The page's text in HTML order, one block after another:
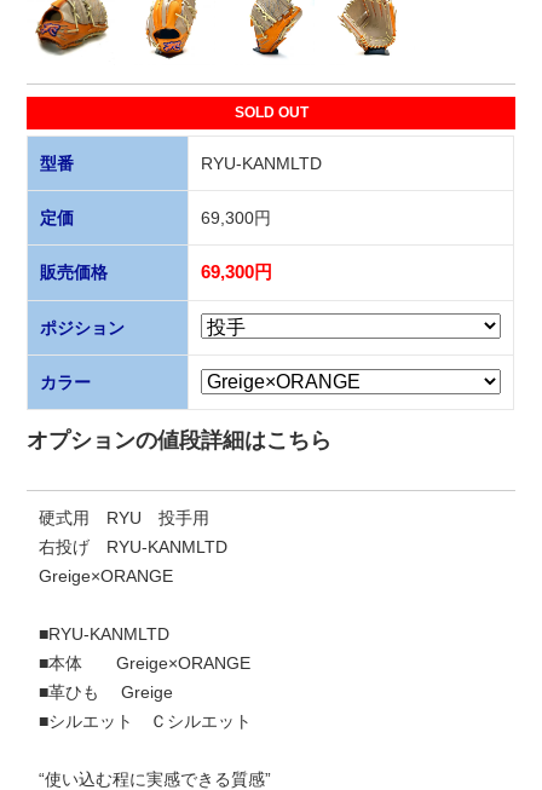
SOLD OUT
型番 RYU-KANMLTD
定価 69,300円
販売価格 69,300円
ポジション
カラー
オプションの値段詳細はこちら
硬式用 RYU 投手用
右投げ RYU-KANMLTD
Greige×ORANGE
■RYU-KANMLTD
■本体 Greige×ORANGE
■革ひも Greige
■シルエット Ｃシルエット
“使い込む程に実感できる質感”